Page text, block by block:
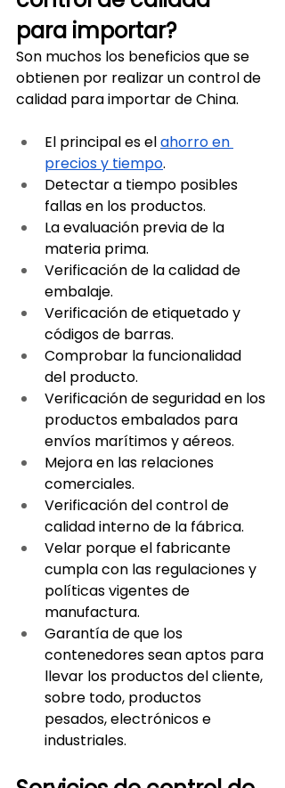
para importar?
Son muchos los beneficios que se
obtienen por realizar un control de
calidad para importar de China.
El principal es el ahorro en
precios y tiempo.
Detectar a tiempo posibles
fallas en los productos.
La evaluación previa de la
materia prima.
Verificación de la calidad de
embalaje.
Verificación de etiquetado y
códigos de barras.
Comprobar la funcionalidad
del producto.
Verificación de seguridad en los
productos embalados para
envíos marítimos y aéreos.
Mejora en las relaciones
comerciales.
Verificación del control de
calidad interno de la fábrica.
Velar porque el fabricante
cumpla con las regulaciones y
políticas vigentes de
manufactura.
Garantía de que los
contenedores sean aptos para
llevar los productos del cliente,
sobre todo, productos
pesados, electrónicos e
industriales.